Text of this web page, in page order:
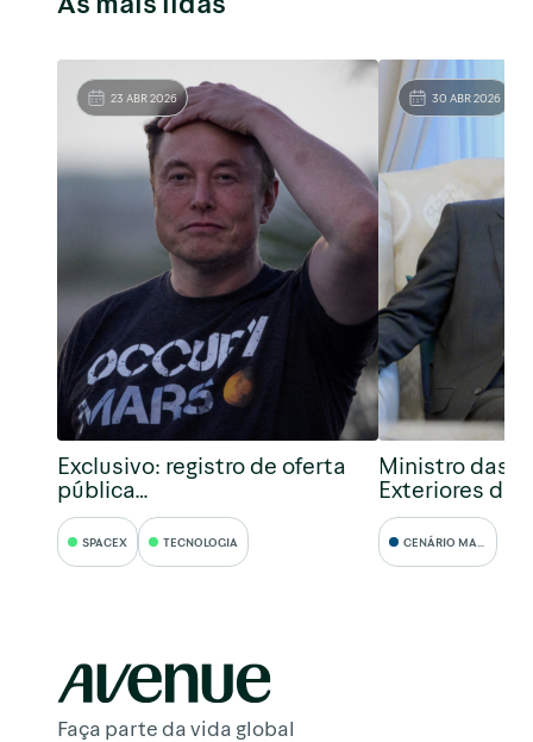
23 ABR 2026
Exclusivo: registro de oferta
pública…
SPACEX TECNOLOGIA
30 ABR 2026
Ministro das
Exteriores da
CENÁRIO MACRO
Faça parte da vida global